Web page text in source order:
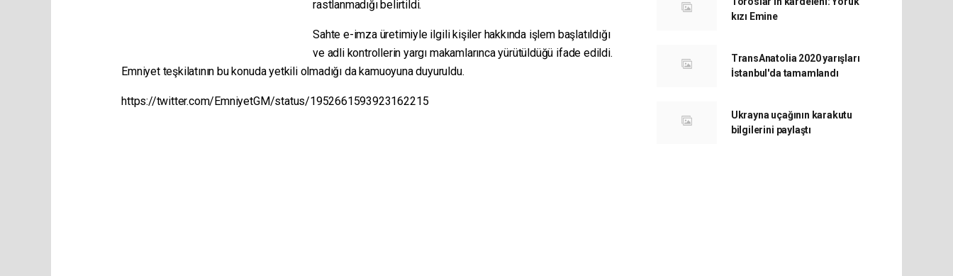
rastlanmadığı belirtildi.
Sahte e-imza üretimiyle ilgili kişiler hakkında işlem başlatıldığı
ve adli kontrollerin yargı makamlarınca yürütüldüğü ifade edildi.
Emniyet teşkilatının bu konuda yetkili olmadığı da kamuoyuna duyuruldu.
https://twitter.com/EmniyetGM/status/1952661593923162215
kızı Emine
TransAnatolia 2020 yarışları
İstanbul'da tamamlandı
Ukrayna uçağının karakutu
bilgilerini paylaştı